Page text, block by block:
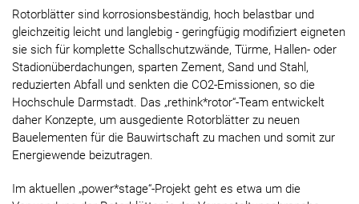
Rotorblätter sind korrosionsbeständig, hoch belastbar und
gleichzeitig leicht und langlebig - geringfügig modifiziert eigneten
sie sich für komplette Schallschutzwände, Türme, Hallen- oder
Stadionüberdachungen, sparten Zement, Sand und Stahl,
reduzierten Abfall und senkten die CO2-Emissionen, so die
Hochschule Darmstadt. Das „rethink*rotor“-Team entwickelt
daher Konzepte, um ausgediente Rotorblätter zu neuen
Bauelementen für die Bauwirtschaft zu machen und somit zur
Energiewende beizutragen.
Im aktuellen „power*stage“-Projekt geht es etwa um die